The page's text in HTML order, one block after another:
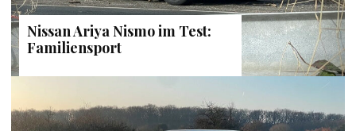
Nissan Ariya Nismo im Test:
Familiensport